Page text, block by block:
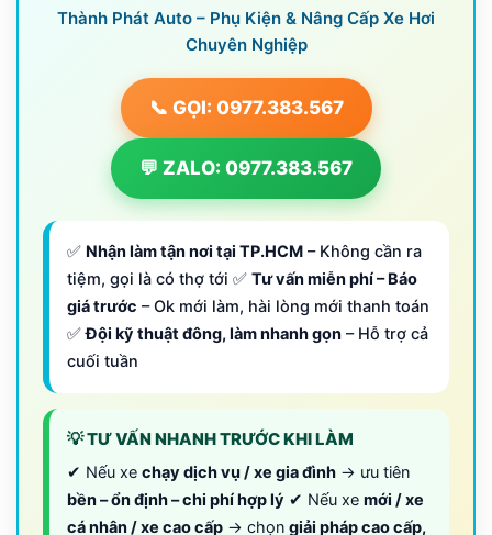
Thành Phát Auto – Phụ Kiện & Nâng Cấp Xe Hơi
Chuyên Nghiệp
📞 GỌI: 0977.383.567
💬 ZALO: 0977.383.567
✅ Nhận làm tận nơi tại TP.HCM – Không cần ra
tiệm, gọi là có thợ tới ✅ Tư vấn miễn phí – Báo
giá trước – Ok mới làm, hài lòng mới thanh toán
✅Đội kỹ thuật đông, làm nhanh gọn – Hỗ trợ cả
cuối tuần
💡 TƯ VẤN NHANH TRƯỚC KHI LÀM
✔ Nếu xe chạy dịch vụ / xe gia đình → ưu tiên
bền – ổn định – chi phí hợp lý ✔ Nếu xe mới / xe
cá nhân / xe cao cấp → chọn giải pháp cao cấp,